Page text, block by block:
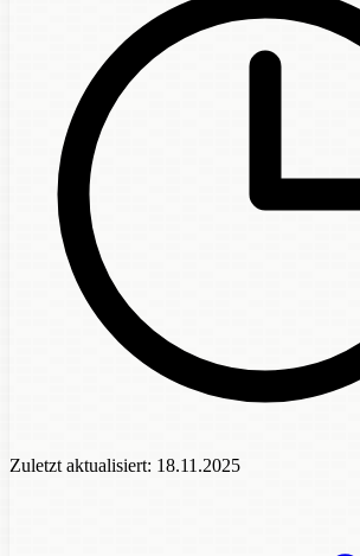
Zuletzt aktualisiert: 18.11.2025